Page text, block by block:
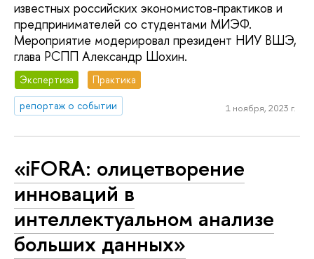
известных российских экономистов-практиков и
предпринимателей со студентами МИЭФ.
Мероприятие модерировал президент НИУ ВШЭ,
глава РСПП Александр Шохин.
Экспертиза
Практика
репортаж о событии
1 ноября, 2023 г.
«iFORA: олицетворение
инноваций в
интеллектуальном анализе
больших данных»